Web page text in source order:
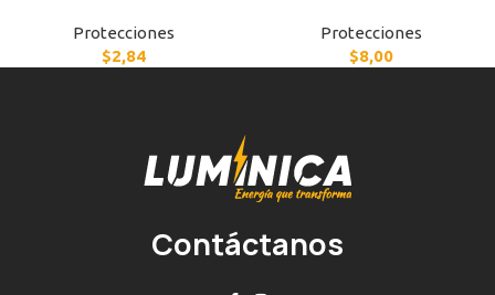
Protecciones
$2,84
Protecciones
$8,00
Contáctanos